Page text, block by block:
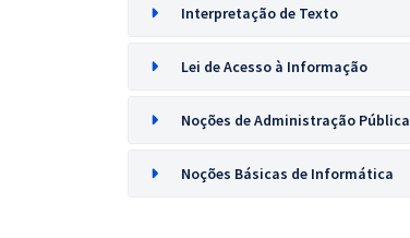
Interpretação de Texto
Lei de Acesso à Informação
Noções de Administração Pública
Noções Básicas de Informática